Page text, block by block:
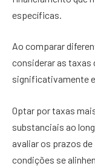
específicas.
Ao comparar
considerar as taxas
significativamente
Optar por taxas
substanciais ao
avaliar os prazos
condições se